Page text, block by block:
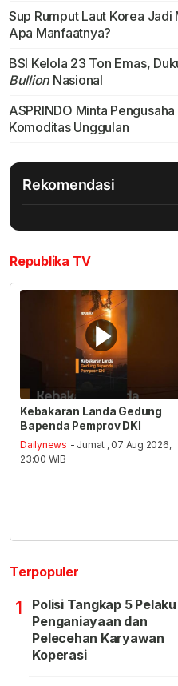
Sup Rumput Laut Korea
Apa Manfaatnya?
BSI Kelola 23 Ton Emas,
Bullion Nasional
ASPRINDO Minta
Komoditas Unggulan
Rekomendasi
Republika TV
Kebakaran Landa Gedung
Bapenda Pemprov DKI
Dailynews - Jumat , 07 Aug 2026,
23:00 WIB
Terpopuler
1
Polisi Tangkap 5 Pelaku
Penganiayaan dan
Pelecehan Karyawan
Koperasi